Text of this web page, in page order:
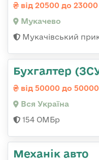
від 20500 до
Мукачево
Мукачівський
Бухгалтер
від 50000 до
Вся Україна
154 ОМБр
Механік авто